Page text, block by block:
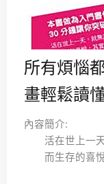
所有煩惱
畫輕鬆讀
內容簡介:
活在世上一天
而生存的喜悅